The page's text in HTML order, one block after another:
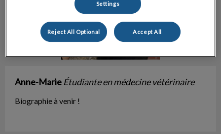
Anne-Marie Étudiante en médecine vétérinaire
Biographie à venir !
Settings
Reject All Optional Accept All